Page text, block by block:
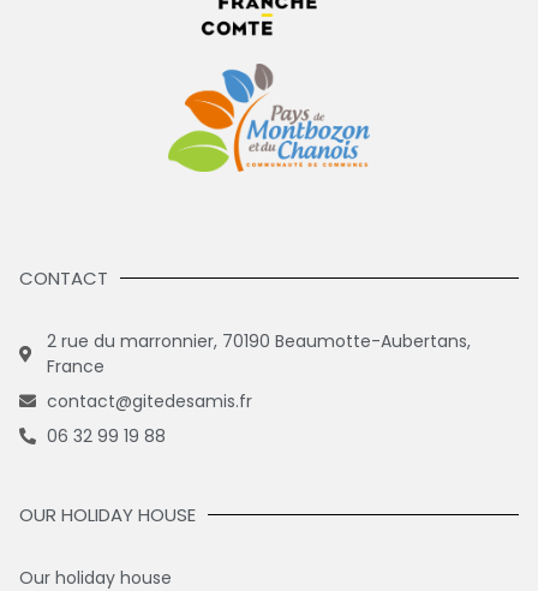
CONTACT
2 rue du marronnier, 70190 Beaumotte-Aubertans,
France
contact@gitedesamis.fr
06 32 99 19 88
OUR HOLIDAY HOUSE
Our holiday house